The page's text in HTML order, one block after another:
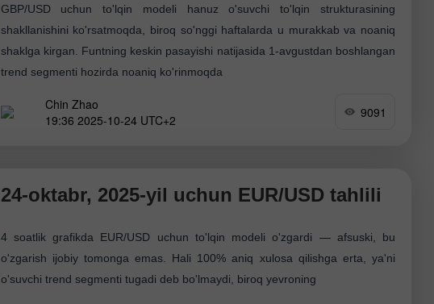
GBP/USD uchun to'lqin modeli hanuz o'suvchi to'lqin strukturasining
shakllanishini ko'rsatmoqda, biroq so'nggi haftalarda u murakkab va noaniq
shaklga kirgan. Funtning keskin pasayishi natijasida 1-avgustdan boshlangan
trend segmenti hozirda noaniq ko'rinmoqda
Chin Zhao
19:36 2025-10-24 UTC+2
9091
24-oktabr, 2025-yil uchun EUR/USD tahlili
4 soatlik grafikda EUR/USD uchun to'lqin modeli o'zgardi — afsuski, bu
o'zgarish ijobiy tomonga emas. Hali 100% aniq xulosa qilishga erta, ya'ni
o'suvchi trend segmenti tugadi deb bo'lmaydi, biroq yevroning